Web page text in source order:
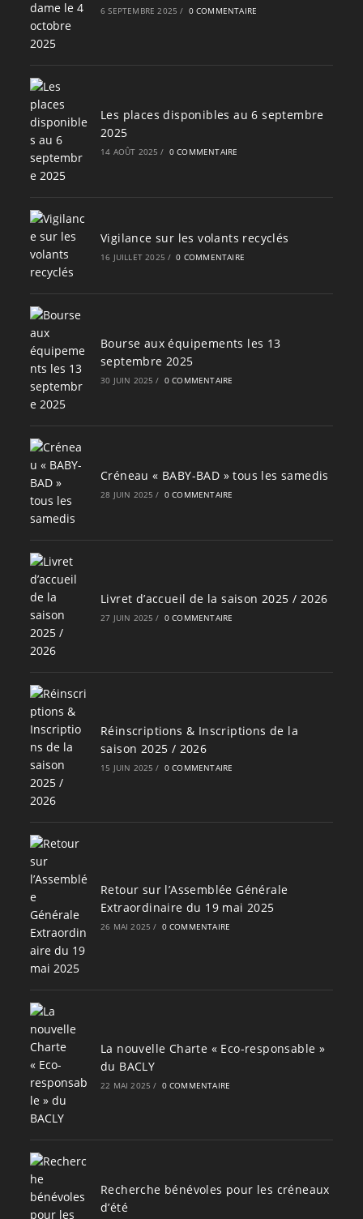
6 SEPTEMBRE 2025 / 0 COMMENTAIRE
Les places disponibles au 6 septembre
2025
14 AOÛT 2025 / 0 COMMENTAIRE
Vigilance sur les volants recyclés
16 JUILLET 2025 / 0 COMMENTAIRE
Bourse aux équipements les 13
septembre 2025
30 JUIN 2025 / 0 COMMENTAIRE
Créneau « BABY-BAD » tous les samedis
28 JUIN 2025 / 0 COMMENTAIRE
Livret d’accueil de la saison 2025 / 2026
27 JUIN 2025 / 0 COMMENTAIRE
Réinscriptions & Inscriptions de la
saison 2025 / 2026
15 JUIN 2025 / 0 COMMENTAIRE
Retour sur l’Assemblée Générale
Extraordinaire du 19 mai 2025
26 MAI 2025 / 0 COMMENTAIRE
La nouvelle Charte « Eco-responsable »
du BACLY
22 MAI 2025 / 0 COMMENTAIRE
Recherche bénévoles pour les créneaux
d’été